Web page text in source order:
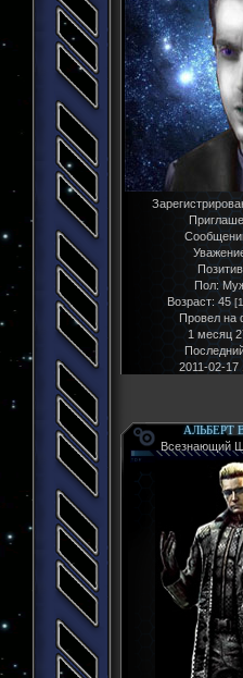
Пол:
Возраст: 45
Провел на
1 месяц
2011-02-17
АЛЬБЕРТ
Всезнающий